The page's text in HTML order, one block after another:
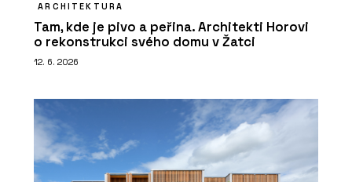
ARCHITEKTURA
Tam, kde je pivo a peřina. Architekti Horovi
o rekonstrukci svého domu v Žatci
12. 6. 2026